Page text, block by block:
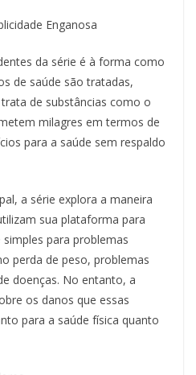
Enganosa
da série é à forma como
de saúde são tratadas,
de substâncias como o
milagres em termos de
para a saúde sem respaldo
a série explora a maneira
sua plataforma para
para problemas
perda de peso, problemas
doenças. No entanto, a
os danos que essas
para a saúde física quanto